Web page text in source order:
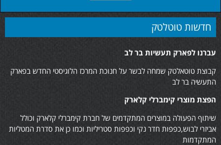
חדשות טוטלטק
עברנו לפארק תעשיות בר לב
קבוצת טוטאלטק שמחה לבשר על חנוכת המרכז הלוגיסטי החדש בפארק
התעשיה בר לב
הפצת מוצרי קימברלי קלארק
שיתוף הפעולה במוצרים המתקדמים של חברת קימברלי קלארק וכולל
אביזרי לבוש,כפפות חדר נקי וכפפות סטריליות וכמו כן את סדרת המטליות
המתקדמות